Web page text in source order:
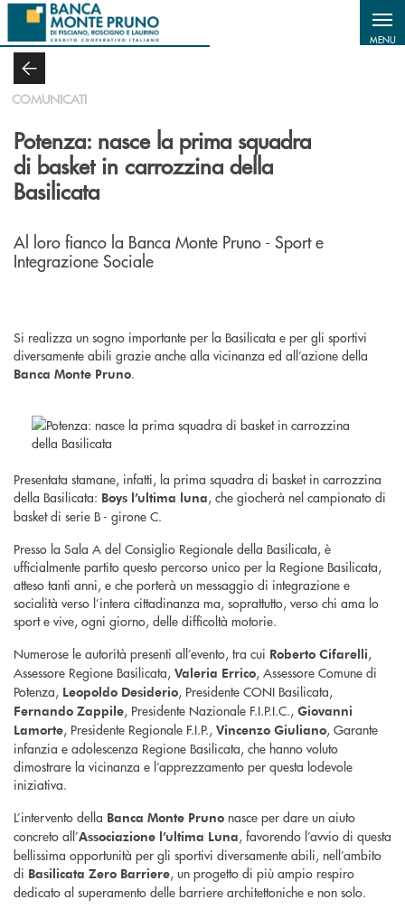
Salta al contenuto principale
MENU
COMUNICATI
Potenza: nasce la prima squadra
di basket in carrozzina della
Basilicata
Al loro fianco la Banca Monte Pruno - Sport e
Integrazione Sociale
Si realizza un sogno importante per la Basilicata e per gli sportivi
diversamente abili grazie anche alla vicinanza ed all’azione della
Banca Monte Pruno.
Presentata stamane, infatti, la prima squadra di basket in carrozzina
della Basilicata: Boys l’ultima luna, che giocherà nel campionato di
basket di serie B - girone C.
Presso la Sala A del Consiglio Regionale della Basilicata, è
ufficialmente partito questo percorso unico per la Regione Basilicata,
atteso tanti anni, e che porterà un messaggio di integrazione e
socialità verso l’intera cittadinanza ma, soprattutto, verso chi ama lo
sport e vive, ogni giorno, delle difficoltà motorie.
Numerose le autorità presenti all’evento, tra cui Roberto Cifarelli,
Assessore Regione Basilicata, Valeria Errico, Assessore Comune di
Potenza, Leopoldo Desiderio, Presidente CONI Basilicata,
Fernando Zappile, Presidente Nazionale F.I.P.I.C., Giovanni
Lamorte, Presidente Regionale F.I.P., Vincenzo Giuliano, Garante
infanzia e adolescenza Regione Basilicata, che hanno voluto
dimostrare la vicinanza e l’apprezzamento per questa lodevole
iniziativa.
L’intervento della Banca Monte Pruno nasce per dare un aiuto
concreto all’Associazione l’ultima Luna, favorendo l’avvio di questa
bellissima opportunità per gli sportivi diversamente abili, nell’ambito
di Basilicata Zero Barriere, un progetto di più ampio respiro
dedicato al superamento delle barriere architettoniche e non solo.